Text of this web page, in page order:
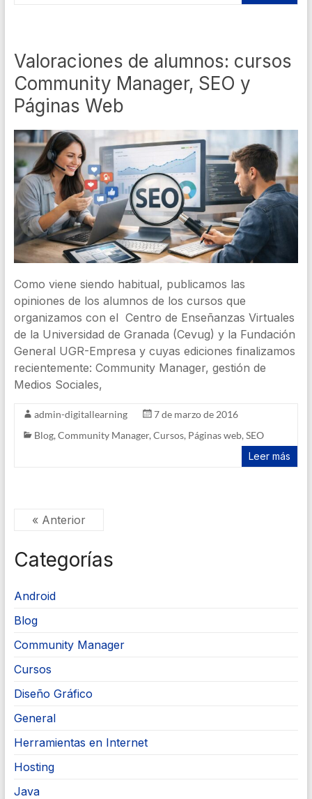
Valoraciones de alumnos: cursos
Community Manager, SEO y
Páginas Web
Como viene siendo habitual, publicamos las
opiniones de los alumnos de los cursos que
organizamos con el Centro de Enseñanzas Virtuales
de la Universidad de Granada (Cevug) y la Fundación
General UGR-Empresa y cuyas ediciones finalizamos
recientemente: Community Manager, gestión de
Medios Sociales,
admin-digitallearning
7 de marzo de 2016
Blog, Community Manager, Cursos, Páginas web, SEO
Leer más
« Anterior
Categorías
Android
Blog
Community Manager
Cursos
Diseño Gráfico
General
Herramientas en Internet
Hosting
Java